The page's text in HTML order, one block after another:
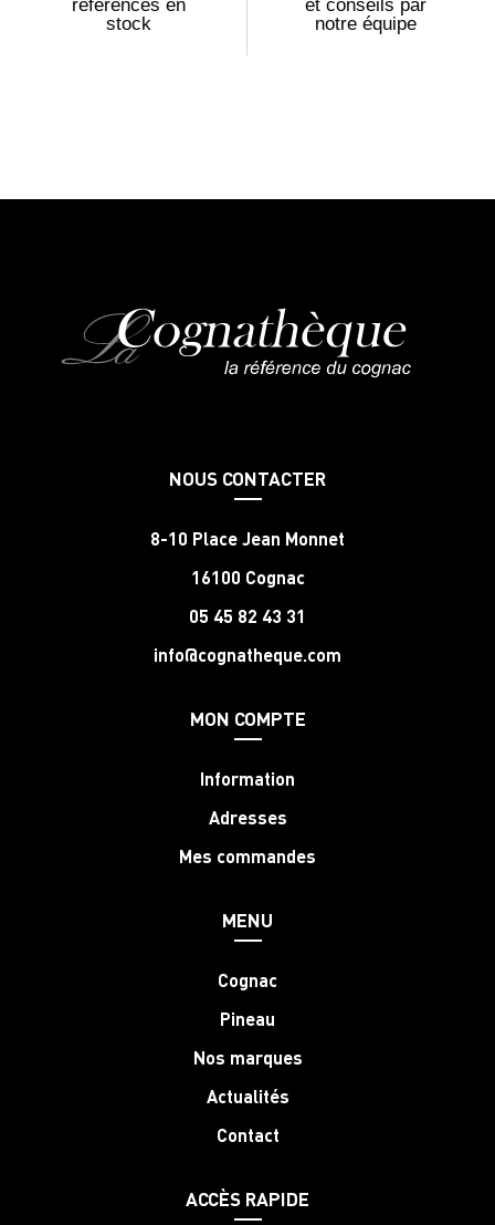
références en
stock
et conseils par
notre équipe
NOUS CONTACTER
8-10 Place Jean Monnet
16100 Cognac
05 45 82 43 31
info@cognatheque.com
MON COMPTE
Information
Adresses
Mes commandes
MENU
Cognac
Pineau
Nos marques
Actualités
Contact
ACCÈS RAPIDE